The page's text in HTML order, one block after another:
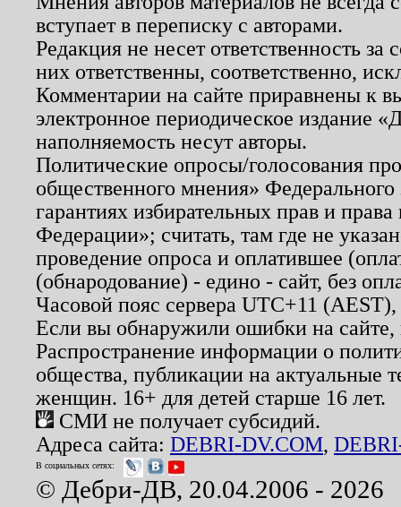
вступает в переписку с авторами.
Редакция не несет ответственность
них ответственны, соответственно,
Комментарии на сайте приравнены к
электронное периодическое издание
наполняемость несут авторы.
Политические опросы/голосования
общественного мнения»
гарантиях избирательных прав и
Федерации»; считать, там где не
проведение опроса и оплатившее
(обнародование) - едино - сайт, без
Часовой пояс сервера UTC+11
Если вы обнаружили ошибки на
Распространение информации о
общества, публикации на актуальные
женщин. 16+ для детей старше 16 лет.
СМИ не получает субсидий.
Адреса сайта: DEBRI-DV.COM,
В социальных сетях:
© Дебри-ДВ, 20.04.2006 - 2026